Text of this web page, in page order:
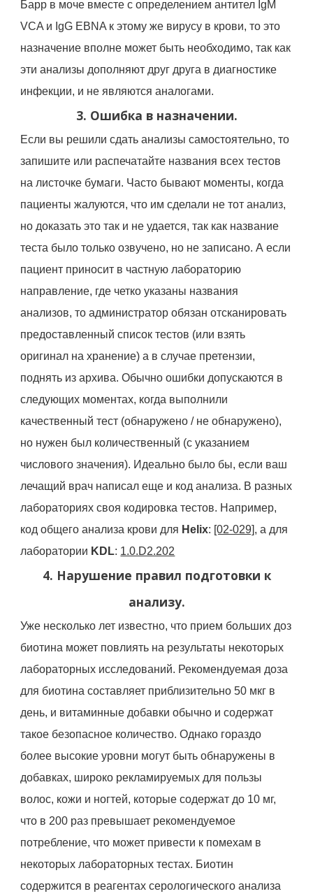
Барр в моче вместе с определением антител IgM
VCA и IgG EBNA к этому же вирусу в крови, то это
назначение вполне может быть необходимо, так как
эти анализы дополняют друг друга в диагностике
инфекции, и не являются аналогами.
3. Ошибка в назначении.
Если вы решили сдать анализы самостоятельно, то
запишите или распечатайте названия всех тестов
на листочке бумаги. Часто бывают моменты, когда
пациенты жалуются, что им сделали не тот анализ,
но доказать это так и не удается, так как название
теста было только озвучено, но не записано. А если
пациент приносит в частную лабораторию
направление, где четко указаны названия
анализов, то администратор обязан отсканировать
предоставленный список тестов (или взять
оригинал на хранение) а в случае претензии,
поднять из архива. Обычно ошибки допускаются в
следующих моментах, когда выполнили
качественный тест (обнаружено / не обнаружено),
но нужен был количественный (с указанием
числового значения). Идеально было бы, если ваш
лечащий врач написал еще и код анализа. В разных
лабораториях своя кодировка тестов. Например,
код общего анализа крови для Helix: [02-029], а для
лаборатории KDL: 1.0.D2.202
4. Нарушение правил подготовки к
анализу.
Уже несколько лет известно, что прием больших доз
биотина может повлиять на результаты некоторых
лабораторных исследований. Рекомендуемая доза
для биотина составляет приблизительно 50 мкг в
день, и витаминные добавки обычно и содержат
такое безопасное количество. Однако гораздо
более высокие уровни могут быть обнаружены в
добавках, широко рекламируемых для пользы
волос, кожи и ногтей, которые содержат до 10 мг,
что в 200 раз превышает рекомендуемое
потребление, что может привести к помехам в
некоторых лабораторных тестах. Биотин
содержится в реагентах серологического анализа